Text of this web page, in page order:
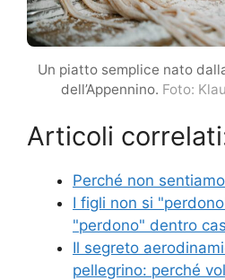
Un piatto semplice nato
dell’Appennino. Foto:
Articoli
Perché non
I figli non si
"perdono" dentro
Il segreto
pellegrino: perché